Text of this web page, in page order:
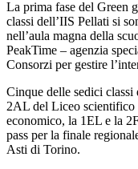
La prima fase del Green
classi dell’IIS Pellati si
nell’aula magna della
PeakTime – agenzia
Consorzi per gestire
Cinque delle sedici
2AL del Liceo scientifico
economico, la 1EL e la
pass per la finale
Asti di Torino.